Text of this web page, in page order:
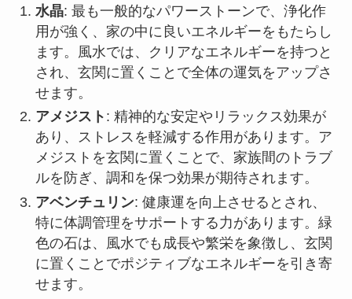
水晶: 最も一般的なパワーストーンで、浄化作
用が強く、家の中に良いエネルギーをもたらし
ます。風水では、クリアなエネルギーを持つと
され、玄関に置くことで全体の運気をアップさ
せます。
アメジスト : 精神的な安定やリラックス効果が
あり、ストレスを軽減する作用があります。ア
メジストを玄関に置くことで、家族間のトラブ
ルを防ぎ、調和を保つ効果が期待されます。
アベンチュリン: 健康運を向上させるとされ、
特に体調管理をサポートする力があります。緑
色の石は、風水でも成長や繁栄を象徴し、玄関
に置くことでポジティブなエネルギーを引き寄
せます。